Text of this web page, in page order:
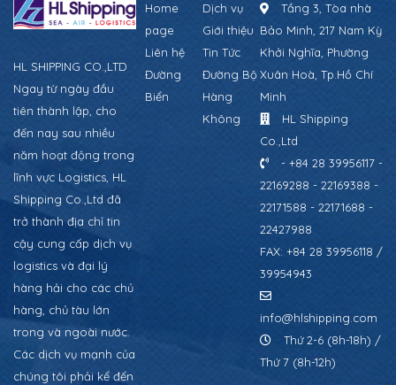
HL SHIPPING CO.,LTD
Ngay từ ngày đầu
tiên thành lập, cho
đến nay sau nhiều
năm hoạt động trong
lĩnh vực Logistics, HL
Shipping Co.,Ltd đã
trở thành địa chỉ tin
cậy cung cấp dịch vụ
logistics và đại lý
hàng hải cho các chủ
hàng, chủ tàu lớn
trong và ngoài nước.
Các dịch vụ mạnh của
chúng tôi phải kể đến
Home
page
Dịch vụ
Giới thiệu
Liên hệ
Tin Tức
Đường
Biển
Đường Bộ
Hàng
Không
Tầng 3, Tòa nhà
Bảo Minh, 217 Nam Kỳ
Khởi Nghĩa, Phường
Xuân Hoà, Tp.Hồ Chí
Minh
HL Shipping
Co.,Ltd
- +84 28 39956117 -
22169288 - 22169388 -
22171588 - 22171688 -
22427988
FAX: +84 28 39956118 /
39954943
info@hlshipping.com
Thứ 2-6 (8h-18h) /
Thứ 7 (8h-12h)